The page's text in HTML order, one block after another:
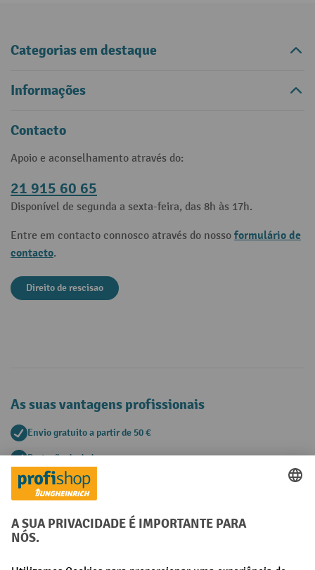
Categorias em destaque
Informações
Contacto
Apoio e aconselhamento através do:
21 915 60 65
Disponível de segunda a sexta-feira, das 8h às 17h.
Entre em contacto connosco através do nosso formulário de
contacto.
Direito de rescisao
As suas vantagens profissionais
Envio gratuito a partir de 50 €
Proteção de dados segura
Aconselhamento pessoal de compra
Métodos de pagamento